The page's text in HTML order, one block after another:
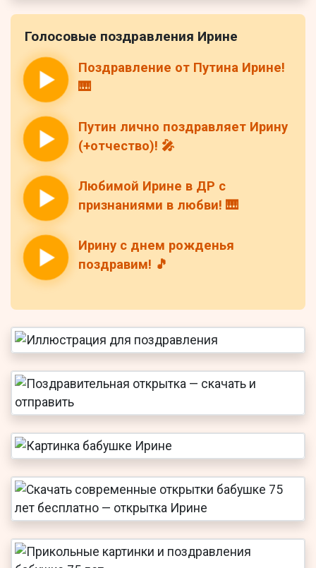
Голосовые поздравления Ирине
Поздравление от Путина Ирине!
🎹
Путин лично поздравляет Ирину
(+отчество)! 🎤
Любимой Ирине в ДР с
признаниями в любви! 🎹
Ирину с днем рожденья
поздравим! 🎵